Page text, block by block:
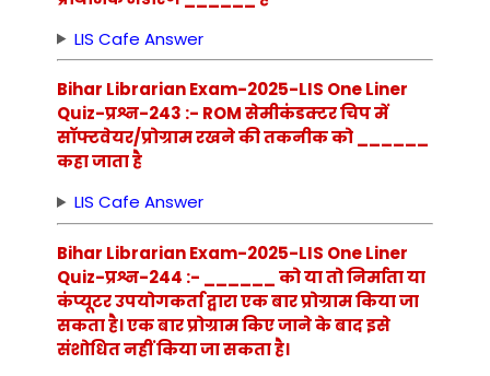
LIS Cafe Answer
Bihar Librarian Exam-2025-LIS One Liner
Quiz-प्रश्न-243 :- ROM सेमीकंडक्टर चिप में
सॉफ्टवेयर/प्रोग्राम रखने की तकनीक को ______
कहा जाता है
LIS Cafe Answer
Bihar Librarian Exam-2025-LIS One Liner
Quiz-प्रश्न-244 :- ______ को या तो निर्माता या
कंप्यूटर उपयोगकर्ता द्वारा एक बार प्रोग्राम किया जा
सकता है। एक बार प्रोग्राम किए जाने के बाद इसे
संशोधित नहीं किया जा सकता है।